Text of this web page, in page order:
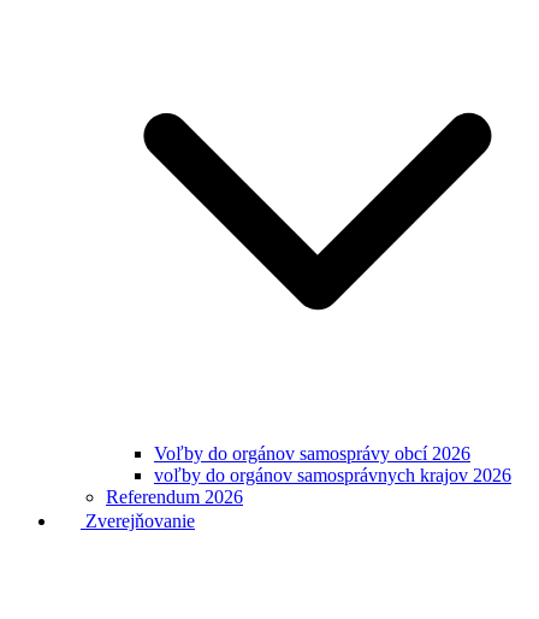
Voľby do orgánov samosprávy obcí 2026
voľby do orgánov samosprávnych krajov 2026
Referendum 2026
Zverejňovanie